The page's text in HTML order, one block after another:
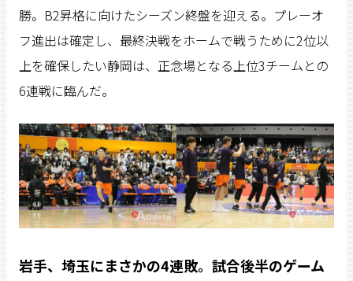
勝。B2昇格に向けたシーズン終盤を迎える。プレーオ
フ進出は確定し、最終決戦をホームで戦うために2位以
上を確保したい静岡は、正念場となる上位3チームとの
6連戦に臨んだ。
岩手、埼玉にまさかの4連敗。試合後半のゲーム